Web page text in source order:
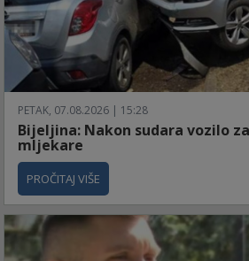
PETAK, 07.08.2026 | 15:28
Bijeljina: Nakon sudara vozilo
mljekare
PROČITAJ VIŠE